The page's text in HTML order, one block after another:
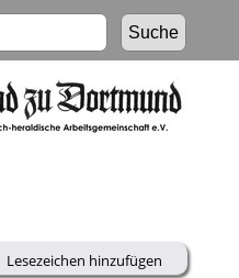
Lesezeichen hinzufügen